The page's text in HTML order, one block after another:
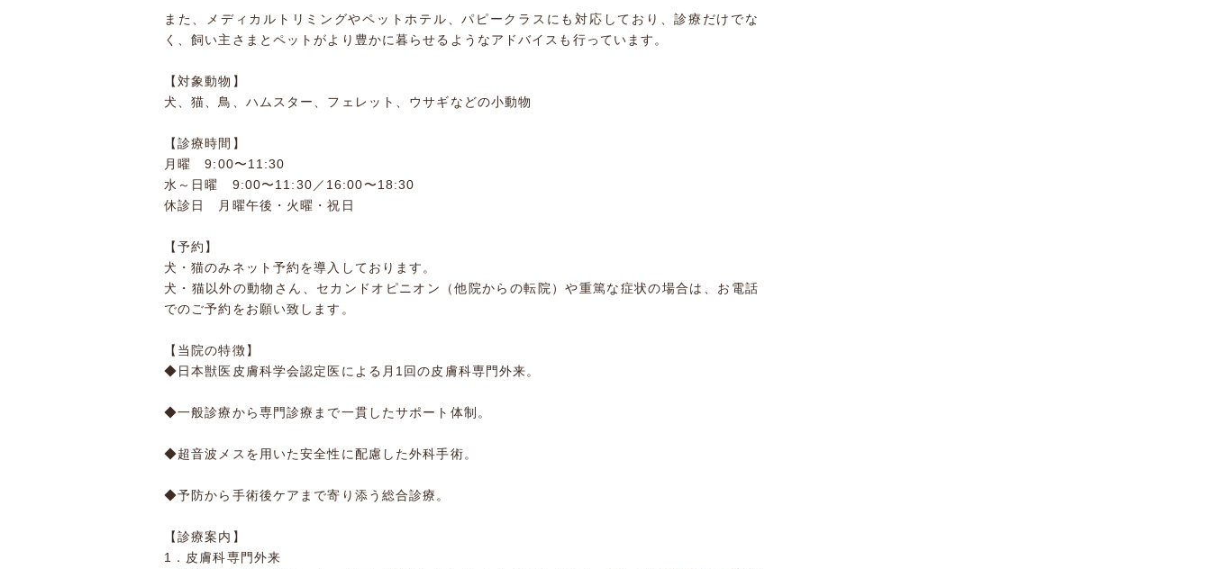
また、メディカルトリミングやペットホテル、パピークラスにも対応しており、診療だけでな
く、飼い主さまとペットがより豊かに暮らせるようなアドバイスも行っています。
【対象動物】
犬、猫、鳥、ハムスター、フェレット、ウサギなどの小動物
【診療時間】
月曜 9:00〜11:30
水～日曜 9:00〜11:30／16:00〜18:30
休診日 月曜午後・火曜・祝日
【予約】
犬・猫のみネット予約を導入しております。
犬・猫以外の動物さん、セカンドオピニオン（他院からの転院）や重篤な症状の場合は、お電話
でのご予約をお願い致します。
【当院の特徴】
◆日本獣医皮膚科学会認定医による月1回の皮膚科専門外来。
◆一般診療から専門診療まで一貫したサポート体制。
◆超音波メスを用いた安全性に配慮した外科手術。
◆予防から手術後ケアまで寄り添う総合診療。
【診療案内】
1．皮膚科専門外来